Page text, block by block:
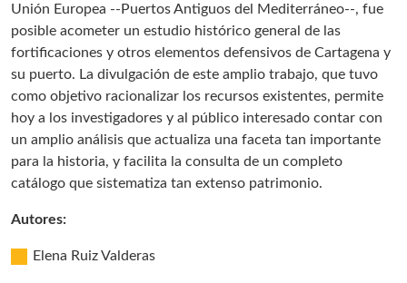
Unión Europea --Puertos Antiguos del Mediterráneo--, fue
posible acometer un estudio histórico general de las
fortificaciones y otros elementos defensivos de Cartagena y
su puerto. La divulgación de este amplio trabajo, que tuvo
como objetivo racionalizar los recursos existentes, permite
hoy a los investigadores y al público interesado contar con
un amplio análisis que actualiza una faceta tan importante
para la historia, y facilita la consulta de un completo
catálogo que sistematiza tan extenso patrimonio.
Autores:
Elena Ruiz Valderas